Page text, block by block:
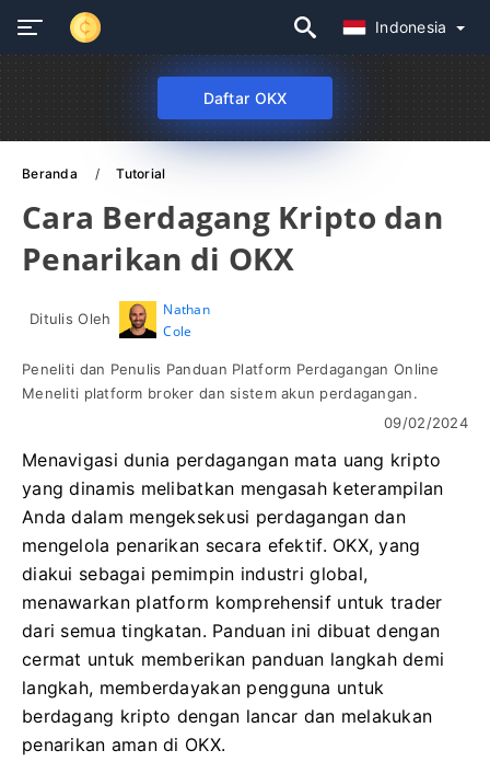
Indonesia
Daftar OKX
Beranda Tutorial
Cara Berdagang Kripto dan
Penarikan di OKX
Ditulis Oleh
Nathan
Cole
Peneliti dan Penulis Panduan Platform Perdagangan Online
Meneliti platform broker dan sistem akun perdagangan.
09/02/2024
Menavigasi dunia perdagangan mata uang kripto
yang dinamis melibatkan mengasah keterampilan
Anda dalam mengeksekusi perdagangan dan
mengelola penarikan secara efektif. OKX, yang
diakui sebagai pemimpin industri global,
menawarkan platform komprehensif untuk trader
dari semua tingkatan. Panduan ini dibuat dengan
cermat untuk memberikan panduan langkah demi
langkah, memberdayakan pengguna untuk
berdagang kripto dengan lancar dan melakukan
penarikan aman di OKX.